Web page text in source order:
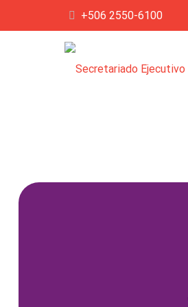
+506 2550-6100